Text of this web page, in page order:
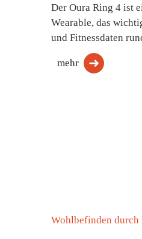
Der Oura Ring 4 ist
Wearable, das
und Fitnessdaten
mehr
Wohlbefinden durch